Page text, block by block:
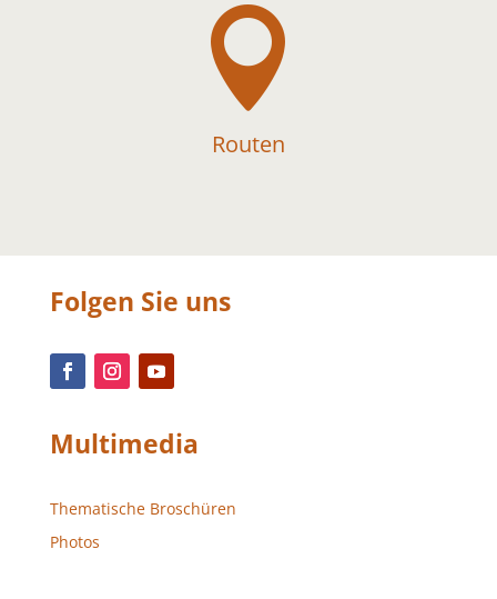

Routen
Folgen Sie uns
Multimedia
Thematische Broschüren
Photos